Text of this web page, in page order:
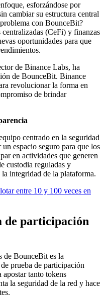
esforzándose por
cambiar su estructura central
con BounceBit?
(CeFi) y finanzas
oportunidades para que
de Binance Labs, ha
de BounceBit. Binance
revolucionar la forma en
de brindar
centrado en la seguridad
espacio seguro para que los
en actividades que generen
custodia reguladas y
integridad de la plataforma.
entre 10 y 100 veces en
de participación
de BounceBit es la
prueba de participación
apostar tanto tokens
la seguridad de la red y hace